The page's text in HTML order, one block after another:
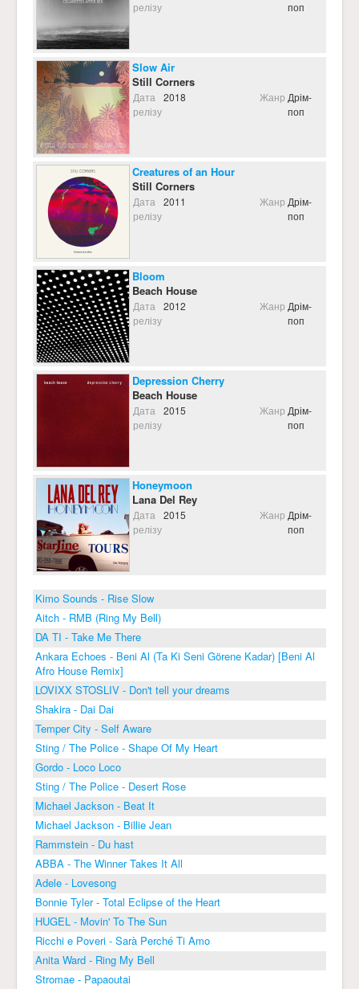
релізу
поп
Slow Air
Still Corners
Дата
релізу
2018 Жанр Дрім-
поп
Creatures of an Hour
Still Corners
Дата
релізу
2011 Жанр Дрім-
поп
Bloom
Beach House
Дата
релізу
2012 Жанр Дрім-
поп
Depression Cherry
Beach House
Дата
релізу
2015 Жанр Дрім-
поп
Honeymoon
Lana Del Rey
Дата
релізу
2015 Жанр Дрім-
поп
Kimo Sounds - Rise Slow
Aitch - RMB (Ring My Bell)
DA TI - Take Me There
Ankara Echoes - Beni Al (Ta Ki Seni Görene Kadar) [Beni Al
Afro House Remix]
LOVIXX STOSLIV - Don't tell your dreams
Shakira - Dai Dai
Temper City - Self Aware
Sting / The Police - Shape Of My Heart
Gordo - Loco Loco
Sting / The Police - Desert Rose
Michael Jackson - Beat It
Michael Jackson - Billie Jean
Rammstein - Du hast
ABBA - The Winner Takes It All
Adele - Lovesong
Bonnie Tyler - Total Eclipse of the Heart
HUGEL - Movin' To The Sun
Ricchi e Poveri - Sarà Perché Ti Amo
Anita Ward - Ring My Bell
Stromae - Papaoutai